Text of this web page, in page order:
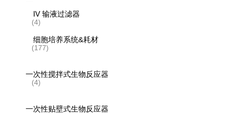
IV 输液过滤器
(4)
细胞培养系统&耗材
(177)
一次性搅拌式生物反应器
(4)
一次性贴壁式生物反应器